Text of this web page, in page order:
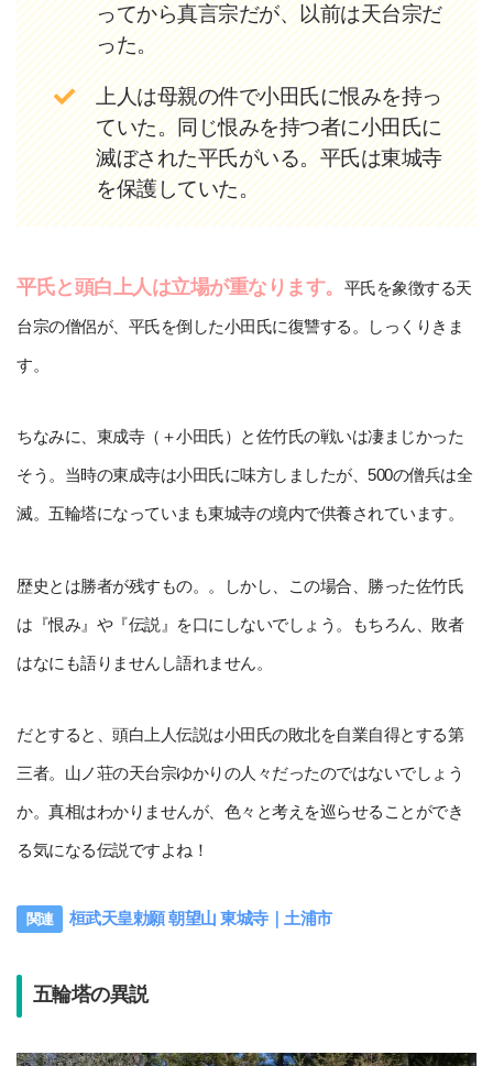
ってから真言宗だが、以前は天台宗だ
った。
上人は母親の件で小田氏に恨みを持っ
ていた。同じ恨みを持つ者に小田氏に
滅ぼされた平氏がいる。平氏は東城寺
を保護していた。
平氏と頭白上人は立場が重なります。 平氏を象徴する天
台宗の僧侶が、平氏を倒した小田氏に復讐する。しっくりきま
す。
ちなみに、東成寺（＋小田氏）と佐竹氏の戦いは凄まじかった
そう。当時の東成寺は小田氏に味方しましたが、500の僧兵は全
滅。五輪塔になっていまも東城寺の境内で供養されています。
歴史とは勝者が残すもの。。しかし、この場合、勝った佐竹氏
は『恨み』や『伝説』を口にしないでしょう。もちろん、敗者
はなにも語りませんし語れません。
だとすると、頭白上人伝説は小田氏の敗北を自業自得とする第
三者。山ノ荘の天台宗ゆかりの人々だったのではないでしょう
か。真相はわかりませんが、色々と考えを巡らせることができ
る気になる伝説ですよね！
桓武天皇勅願 朝望山 東城寺｜土浦市
五輪塔の異説